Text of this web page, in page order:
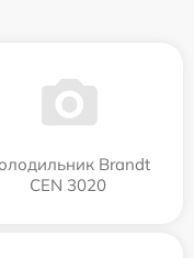
Brandt
CEN 3020